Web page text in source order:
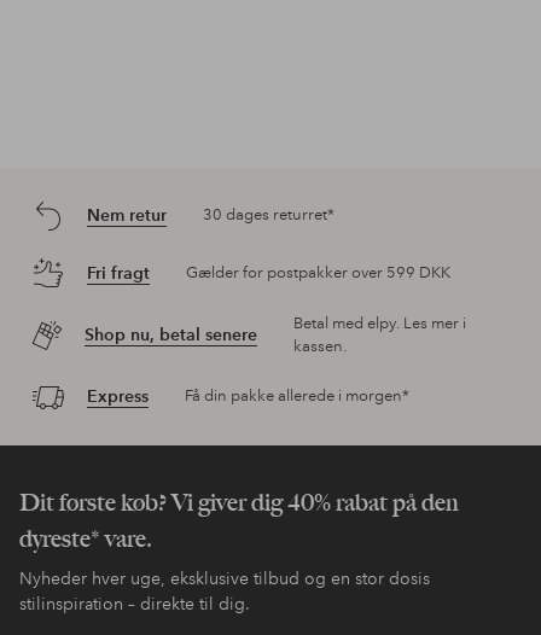
Nem retur 30 dages returret*
Fri fragt Gælder for postpakker over 599 DKK
Shop nu, betal senere
Betal med elpy. Les mer i
kassen.
Express Få din pakke allerede i morgen*
Dit første køb? Vi giver dig 40% rabat på den
dyreste* vare.
Nyheder hver uge, eksklusive tilbud og en stor dosis
stilinspiration – direkte til dig.